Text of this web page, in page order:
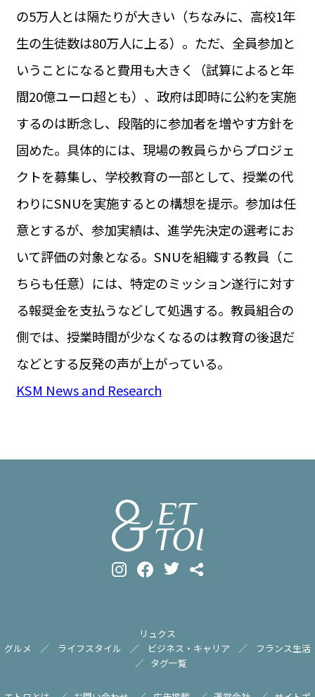
の5万人とは隔たりが大きい（ちなみに、高校1年
生の生徒数は80万人に上る）。ただ、全員参加と
いうことになると費用も大きく（試算によると年
間20億ユーロ超とも）、政府は即時に公約を実施
するのは断念し、段階的に参加者を増やす方針を
固めた。具体的には、現場の教員らからプロジェ
クトを募集し、学校教育の一部として、授業の代
わりにSNUを実施するとの構想を提示。参加は任
意とするが、参加実績は、進学先決定の選考にお
いて評価の対象となる。SNUを組織する教員（こ
ちらも任意）には、特定のミッション遂行に対す
る報奨金を支払うなどして処遇する。教員組合の
側では、授業時間が少なくなるのは教育の後退だ
などとする反発の声が上がっている。
KSM News and Research
リュクス
グルメ
ライフスタイル ビジネス・キャリア
フランス生活
タグ一覧